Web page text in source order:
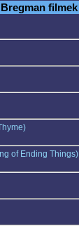
filmek
of Ending Things)